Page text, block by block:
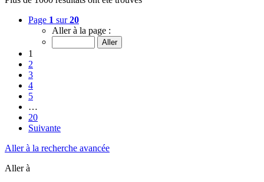
Page 1 sur20
Aller à la page :
1
2
3
4
5
…
20
Suivante
Aller à la recherche avancée
Aller à